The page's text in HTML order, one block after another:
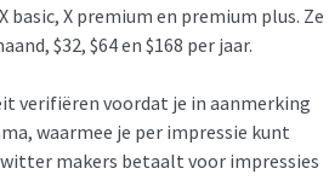
basic, X premium en premium plus. Ze
$32, $64 en $168 per jaar.
verifiëren voordat je in aanmerking
waarmee je per impressie kunt
makers betaalt voor impressies